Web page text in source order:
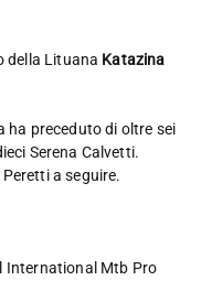
della Lituana Katazina
ha preceduto di oltre sei
Serena Calvetti.
a seguire.
International Mtb Pro